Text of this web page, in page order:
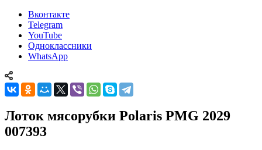
Вконтакте
Telegram
YouTube
Одноклассники
WhatsApp
Лоток мясорубки Polaris PMG 2029
007393